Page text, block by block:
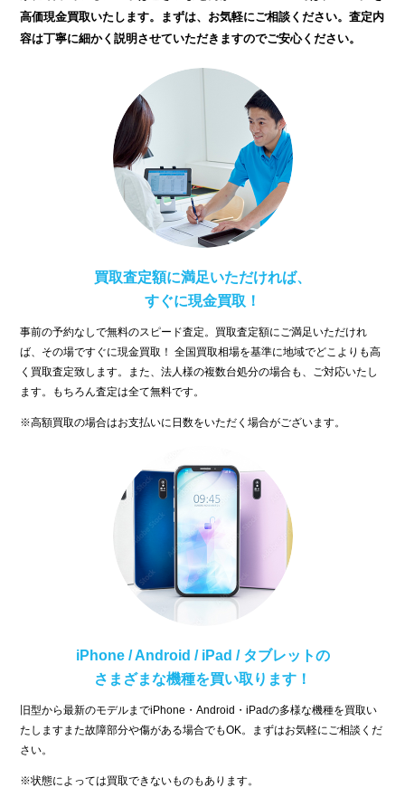
高価現金買取いたします。まずは、お気軽にご相談ください。査定内
容は丁寧に細かく説明させていただきますのでご安心ください。
買取査定額に満足いただければ、
すぐに現金買取！
事前の予約なしで無料のスピード査定。買取査定額にご満足いただけれ
ば、その場ですぐに現金買取！ 全国買取相場を基準に地域でどこよりも高
く買取査定致します。また、法人様の複数台処分の場合も、ご対応いたし
ます。もちろん査定は全て無料です。
※高額買取の場合はお支払いに日数をいただく場合がございます。
iPhone / Android / iPad / タブレットの
さまざまな機種を買い取ります！
旧型から最新のモデルまでiPhone・Android・iPadの多様な機種を買取い
たしますまた故障部分や傷がある場合でもOK。まずはお気軽にご相談くだ
さい。
※状態によっては買取できないものもあります。